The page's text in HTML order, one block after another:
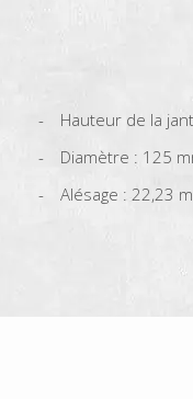
Hauteur de la
Diamètre : 125
Alésage : 22,23